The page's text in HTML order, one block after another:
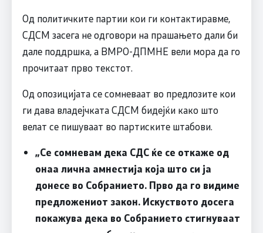
Од политичките партии кои ги контактиравме,
СДСМ засега не одговори на прашањето дали би
дале поддршка, а ВМРО-ДПМНЕ вели мора да го
прочитаат прво текстот.
Од опозицијата се сомневаат во предлозите кои
ги дава владејчката СДСМ бидејќи како што
велат се пишуваат во партиските штабови.
„Се сомневам дека СДС ќе се откаже од
онаа лична амнестија која што си ја
донесе во Собранието. Прво да го видиме
предложениот закон. Искуството досега
покажува дека во Собранието стигнуваат